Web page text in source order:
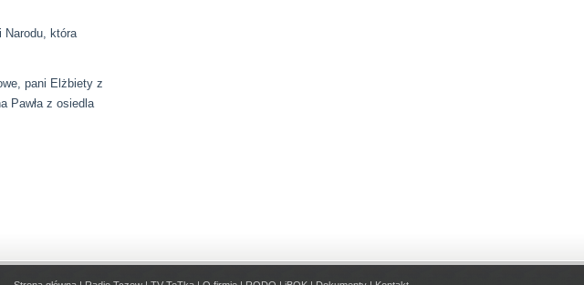
Narodu, która
pani Elżbiety z
Pawła z osiedla